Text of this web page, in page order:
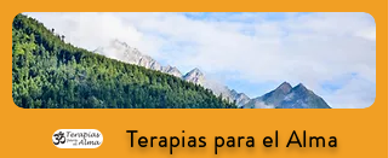
Terapias para el Alma